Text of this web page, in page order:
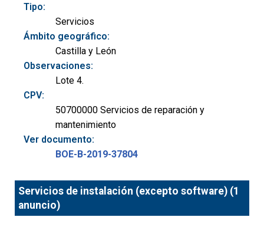
Tipo:
Servicios
Ámbito geográfico:
Castilla y León
Observaciones:
Lote 4.
CPV:
50700000 Servicios de reparación y
mantenimiento
Ver documento:
BOE-B-2019-37804
Servicios de instalación (excepto software) (1
anuncio)